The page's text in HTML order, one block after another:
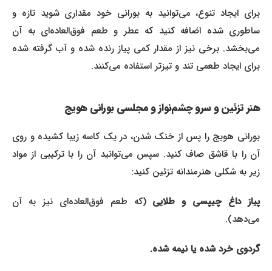
برای ایجاد تنوع، می‌توانید به بورانی خود مقداری شوید تازه و
ساطوری شده اضافه کنید که عطر و طعم فوق‌العاده‌ای به آن
می‌بخشد. برخی نیز از مقدار کمی پیاز رنده شده و آب گرفته شده
برای ایجاد طعمی تند و تیزتر استفاده می‌کنند.
هنر تزئین و سرو چشم‌نواز و مجلسی بورانی هویج
بورانی هویج را پس از خنک شدن، در یک کاسه زیبا کشیده و روی
آن را با قاشق صاف کنید. سپس می‌توانید آن را با ترکیبی از مواد
زیر به شکلی هنرمندانه تزئین کنید:
پیاز داغ چیپسی و طلایی(که طعم فوق‌العاده‌ای نیز به آن
می‌دهد).
گردوی خرد شده یا نیمه شده.